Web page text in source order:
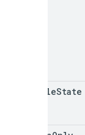
vehicleState